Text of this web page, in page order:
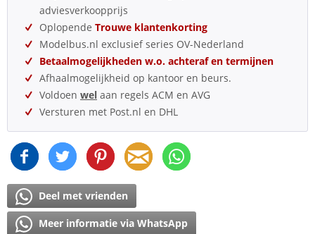
adviesverkoopprijs
Oplopende Trouwe klantenkorting
Modelbus.nl exclusief series OV-Nederland
Betaalmogelijkheden w.o. achteraf en termijnen
Afhaalmogelijkheid op kantoor en beurs.
Voldoen wel aan regels ACM en AVG
Versturen met Post.nl en DHL
Deel met vrienden
Meer informatie via WhatsApp